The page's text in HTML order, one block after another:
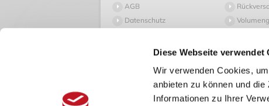
Diese Webseite verwendet
Wir verwenden Cookies,
anbieten zu können und
Informationen zu Ihrer
AGB
Datenschutz
Impressum
Versand
Zahlung
Wir akzeptieren: